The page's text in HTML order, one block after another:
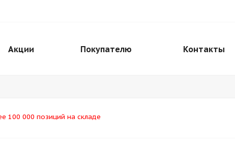
Акции Покупателю Контакты
100 000 позиций на складе